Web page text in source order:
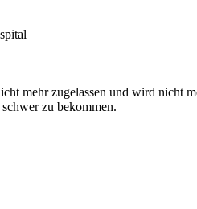
mehr zugelassen und wird nicht
zu bekommen.